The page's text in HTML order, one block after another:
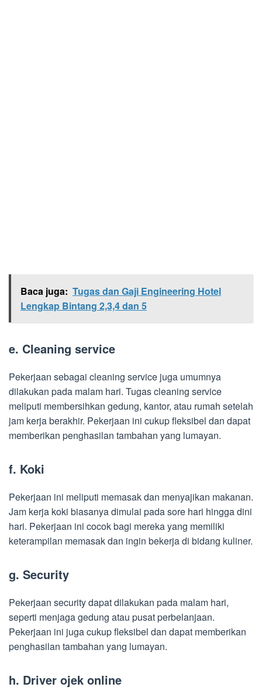
Baca juga: Tugas dan Gaji Engineering Hotel
Lengkap Bintang 2,3,4 dan 5
e. Cleaning service
Pekerjaan sebagai cleaning service juga umumnya
dilakukan pada malam hari. Tugas cleaning service
meliputi membersihkan gedung, kantor, atau rumah setelah
jam kerja berakhir. Pekerjaan ini cukup fleksibel dan dapat
memberikan penghasilan tambahan yang lumayan.
f. Koki
Pekerjaan ini meliputi memasak dan menyajikan makanan.
Jam kerja koki biasanya dimulai pada sore hari hingga dini
hari. Pekerjaan ini cocok bagi mereka yang memiliki
keterampilan memasak dan ingin bekerja di bidang kuliner.
g. Security
Pekerjaan security dapat dilakukan pada malam hari,
seperti menjaga gedung atau pusat perbelanjaan.
Pekerjaan ini juga cukup fleksibel dan dapat memberikan
penghasilan tambahan yang lumayan.
h. Driver ojek online